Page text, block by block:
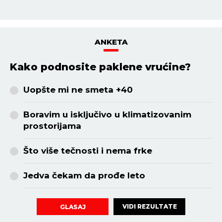
ANKETA
Kako podnosite paklene vrućine?
Uopšte mi ne smeta +40
Boravim u isključivo u klimatizovanim
prostorijama
Što više tečnosti i nema frke
Jedva čekam da prođe leto
GLASAJ VIDI REZULTATE